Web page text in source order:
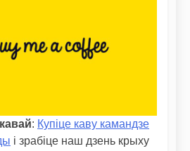
: Купіце каву камандзе
і зрабіце наш дзень крыху